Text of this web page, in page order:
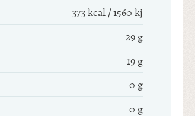
373 kcal / 1560 kj
29 g
19 g
0 g
0 g